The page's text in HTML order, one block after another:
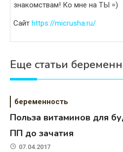
знакомствам! Ко мне на ТЫ =)
Сайт https://micrusha.ru/
Еще статьи
беременность
Польза витаминов для
ПП до зачатия
07.04.2017